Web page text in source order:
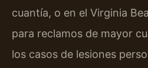
cuantía, o en el Virginia
para reclamos de mayor
los casos de lesiones